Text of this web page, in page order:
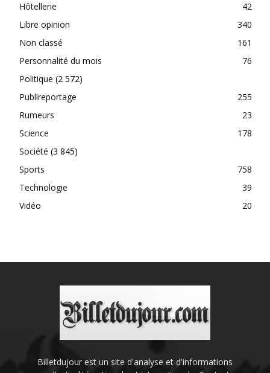
Hôtellerie
42
Libre opinion
340
Non classé
161
Personnalité du mois
76
Politique (2 572)
Publireportage
255
Rumeurs
23
Science
178
Société (3 845)
Sports
758
Technologie
39
Vidéo
20
Billetdujour est un site d'analyse et d'informations